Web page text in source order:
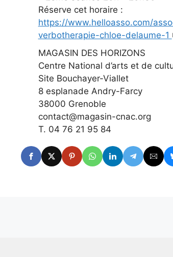
Réserve cet horaire :
https://www.helloasso.com/
verbotherapie-chloe-delaume-1
MAGASIN DES HORIZONS
Centre National d’arts et de
Site Bouchayer-Viallet
8 esplanade Andry-Farcy
38000 Grenoble
contact@magasin-cnac.org
T. 04 76 21 95 84